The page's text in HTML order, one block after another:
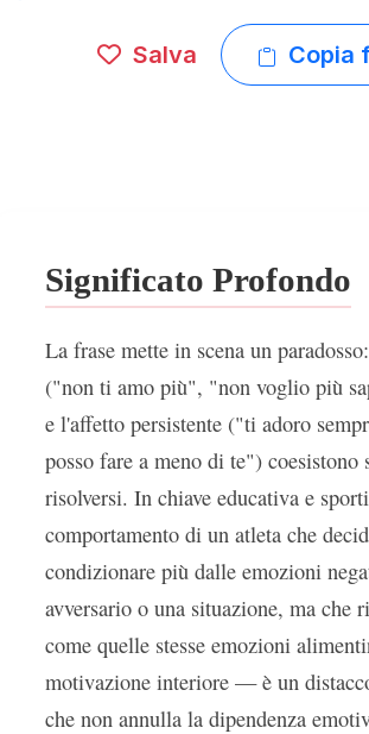
Salva Copia
Significato Profondo
La frase mette in scena un
("non ti amo più", "non voglio più
e l'affetto persistente ("ti adoro
posso fare a meno di te") coesistono
risolversi. In chiave educativa e
comportamento di un atleta che
condizionare più dalle emozioni
avversario o una situazione, ma che
come quelle stesse emozioni
motivazione interiore — è un
che non annulla la dipendenza